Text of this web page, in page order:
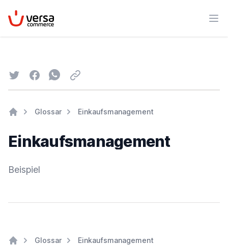
VersaCommerce
TwitterFacebookWhatsapp
Email
Glossar Einkaufsmanagement
Einkaufsmanagement
Beispiel
Glossar Einkaufsmanagement